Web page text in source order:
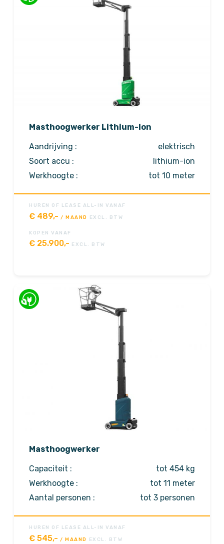
Masthoogwerker Lithium-Ion
Aandrijving :
elektrisch
Soort accu :
lithium-ion
Werkhoogte :
tot 10 meter
HUREN OF LEASE ALL-IN VANAF
€ 489,- / MAAND EXCL. BTW
KOPEN VANAF
€ 25.900,- EXCL. BTW
Masthoogwerker
Capaciteit :
tot 454 kg
Werkhoogte :
tot 11 meter
Aantal personen :
tot 3 personen
Meer opties
HUREN OF LEASE ALL-IN VANAF
€ 545,- / MAAND EXCL. BTW